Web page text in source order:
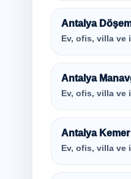
Antalya
Ev, ofis, villa ve
Antalya
Ev, ofis, villa ve
Antalya
Ev, ofis, villa ve